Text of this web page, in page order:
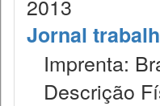
2013
Jornal
Imprenta:
Descrição